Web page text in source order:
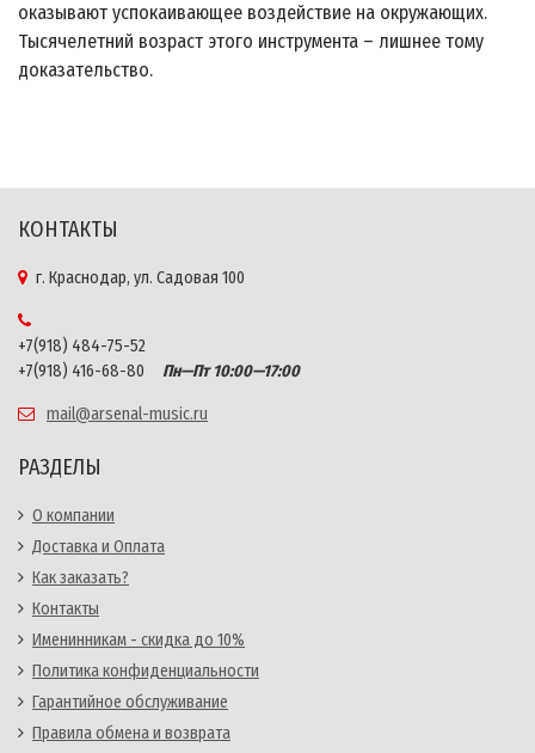
оказывают успокаивающее воздействие на окружающих.
Тысячелетний возраст этого инструмента – лишнее тому
доказательство.
КОНТАКТЫ
г. Краснодар, ул. Садовая 100
+7(918) 484-75-52
+7(918) 416-68-80
Пн—Пт 10:00—17:00
mail@arsenal-music.ru
РАЗДЕЛЫ
О компании
Доставка и Оплата
Как заказать?
Контакты
Именинникам - скидка до 10%
Политика конфиденциальности
Гарантийное обслуживание
Правила обмена и возврата